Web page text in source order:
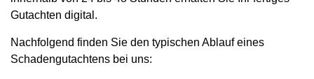
Gutachten digital.
Nachfolgend finden Sie den typischen Ablauf eines
Schadengutachtens bei uns: